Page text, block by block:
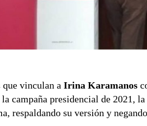
vinculan a Irina Karamanos
campaña presidencial de 2021,
respaldando su versión y